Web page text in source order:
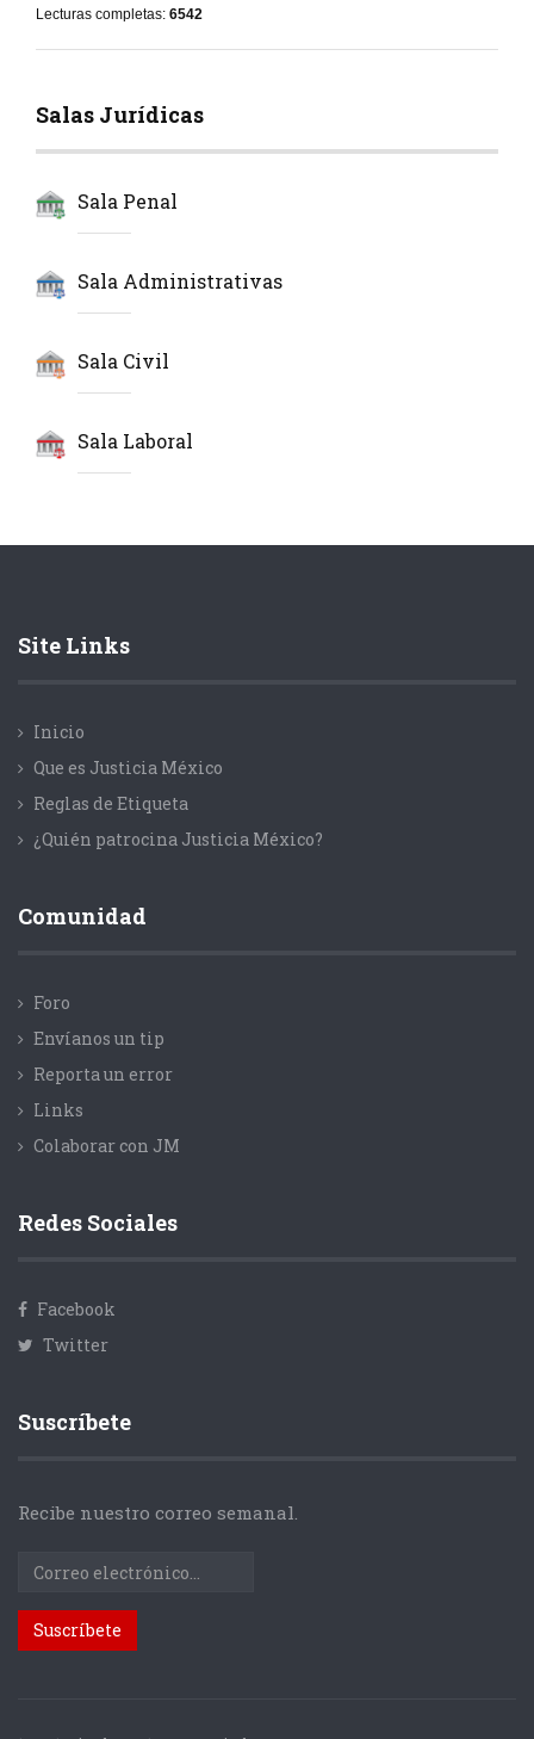
Lecturas completas: 6542
Salas Jurídicas
Sala Penal
Sala Administrativas
Sala Civil
Sala Laboral
Site Links
Inicio
Que es Justicia México
Reglas de Etiqueta
¿Quién patrocina Justicia México?
Comunidad
Foro
Envíanos un tip
Reporta un error
Links
Colaborar con JM
Redes Sociales
Facebook
Twitter
Suscríbete
Recibe nuestro correo semanal.